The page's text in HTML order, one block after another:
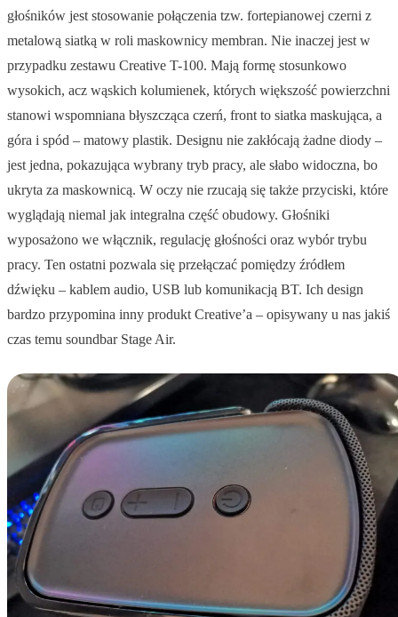
głośników jest stosowanie połączenia tzw. fortepianowej czerni z
metalową siatką w roli maskownicy membran. Nie inaczej jest w
przypadku zestawu Creative T-100. Mają formę stosunkowo
wysokich, acz wąskich kolumienek, których większość powierzchni
stanowi wspomniana błyszcząca czerń, front to siatka maskująca, a
góra i spód – matowy plastik. Designu nie zakłócają żadne diody –
jest jedna, pokazująca wybrany tryb pracy, ale słabo widoczna, bo
ukryta za maskownicą. W oczy nie rzucają się także przyciski, które
wyglądają niemal jak integralna część obudowy. Głośniki
wyposażono we włącznik, regulację głośności oraz wybór trybu
pracy. Ten ostatni pozwala się przełączać pomiędzy źródłem
dźwięku – kablem audio, USB lub komunikacją BT. Ich design
bardzo przypomina inny produkt Creative’a – opisywany u nas jakiś
czas temu soundbar Stage Air.